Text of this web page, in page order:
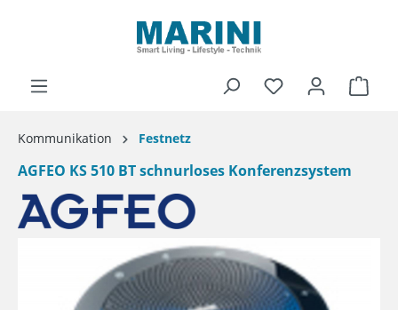
Kommunikation Festnetz
AGFEO KS 510 BT schnurloses Konferenzsystem
Bildergalerie überspringen